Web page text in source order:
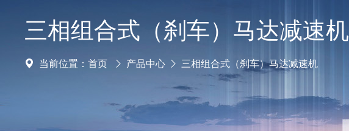
三相组合式（刹车）马达减速机
当前位置：首页 产品中心 三相组合式（刹车）马达减速机